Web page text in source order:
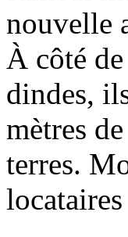
nouvelle
À côté
dindes,
mètres
terres.